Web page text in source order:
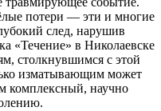
потери — эти и многие
след, нарушив
«Течение» в Николаевске
столкнувшимся с этой
изматывающим может
комплексный, научно